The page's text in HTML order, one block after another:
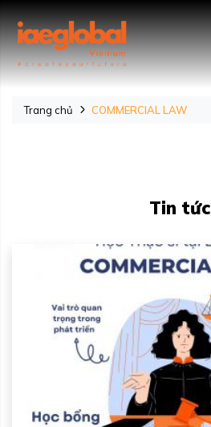
Trang chủ COMMERCIAL LAW
Tin tức